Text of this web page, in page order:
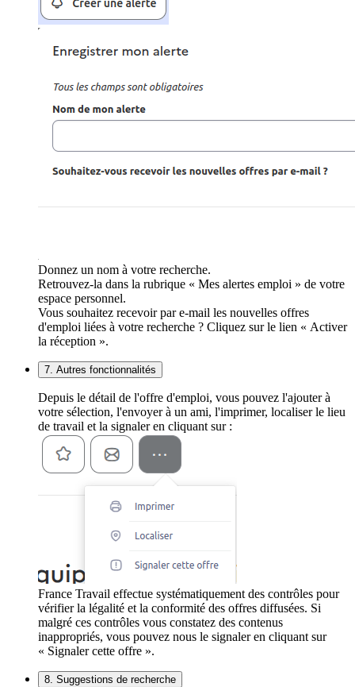
Donnez un nom à votre recherche.
Retrouvez-la dans la rubrique « Mes alertes emploi » de votre
espace personnel.
Vous souhaitez recevoir par e-mail les nouvelles offres
d'emploi liées à votre recherche ? Cliquez sur le lien « Activer
la réception ».
7. Autres fonctionnalités
Depuis le détail de l'offre d'emploi, vous pouvez l'ajouter à
votre sélection, l'envoyer à un ami, l'imprimer, localiser le lieu
de travail et la signaler en cliquant sur :
France Travail effectue systématiquement des contrôles pour
vérifier la légalité et la conformité des offres diffusées. Si
malgré ces contrôles vous constatez des contenus
inappropriés, vous pouvez nous le signaler en cliquant sur
« Signaler cette offre ».
8. Suggestions de recherche